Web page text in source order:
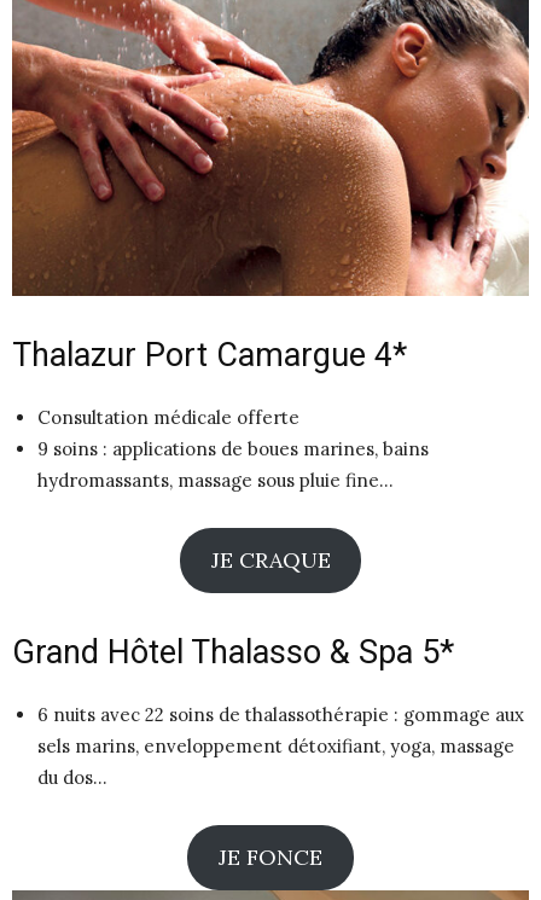
Thalazur Port Camargue 4*
Consultation médicale offerte
9 soins : applications de boues marines, bains
hydromassants, massage sous pluie fine…
JE CRAQUE
Grand Hôtel Thalasso & Spa 5*
6 nuits avec 22 soins de thalassothérapie : gommage aux
sels marins, enveloppement détoxifiant, yoga, massage
du dos…
JE FONCE